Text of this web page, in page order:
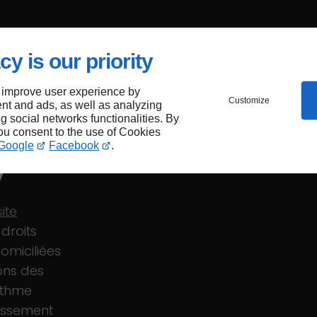
is our priority
user experience by
and ads, as well as analyzing
social networks functionalities. By
consent to the use of Cookies
Facebook .
Customize
des